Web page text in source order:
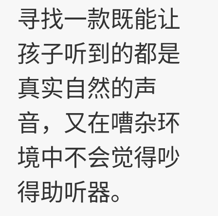
寻找一款既能让
孩子听到的都是
真实自然的声
音，又在嘈杂环
境中不会觉得吵
得助听器。